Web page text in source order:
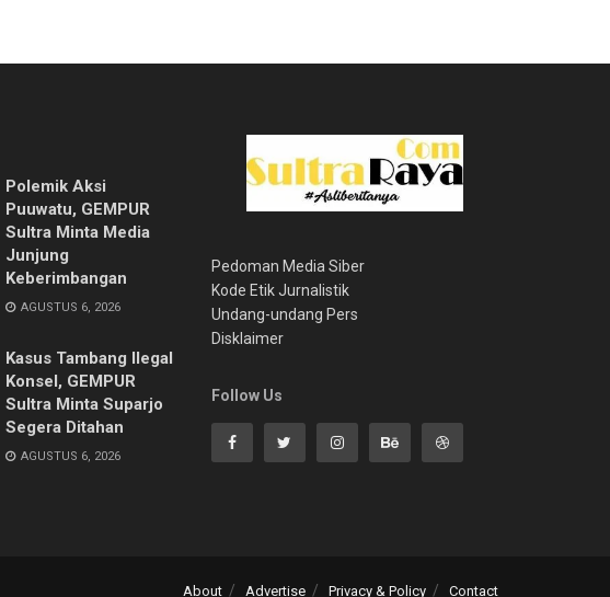
Polemik Aksi
Puuwatu, GEMPUR
Sultra Minta Media
Junjung
Keberimbangan
AGUSTUS 6, 2026
Kasus Tambang Ilegal
Konsel, GEMPUR
Sultra Minta Suparjo
Segera Ditahan
AGUSTUS 6, 2026
Pedoman Media Siber
Kode Etik Jurnalistik
Undang-undang Pers
Disklaimer
Follow Us
About Advertise Privacy & Policy Contact